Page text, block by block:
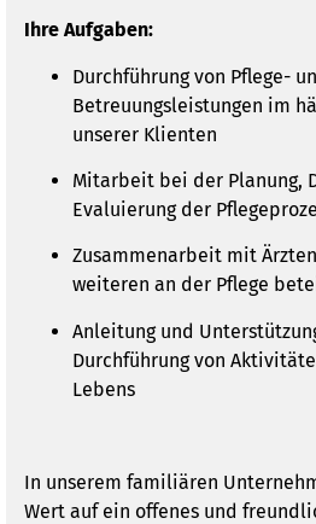
Ihre Aufgaben:
Durchführung von Pflege-
Betreuungsleistungen im
unserer Klienten
Mitarbeit bei der Planung,
Evaluierung der
Zusammenarbeit mit
weiteren an der Pflege
Anleitung und
Durchführung von
Lebens
In unserem familiären
Wert auf ein offenes und